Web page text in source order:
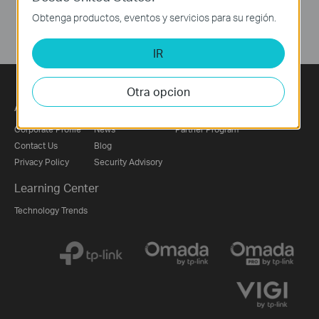
About
Corporate Profile
Contact Us
Privacy Policy
Press
News
Blog
Security Advisory
Partners
Partner Program
Learning Center
Technology Trends
Obtenga productos, eventos y servicios para su región.
IR
Otra opcion